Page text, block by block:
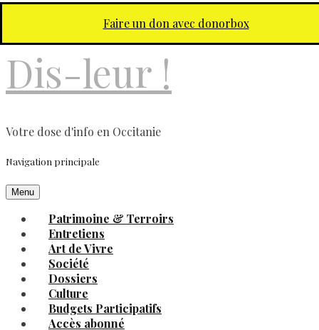
Dis-leur !
Votre dose d'info en Occitanie
Navigation principale
Menu
Patrimoine & Terroirs
Entretiens
Art de Vivre
Société
Dossiers
Culture
Budgets Participatifs
Accès abonné
Faire un don avec donorbox